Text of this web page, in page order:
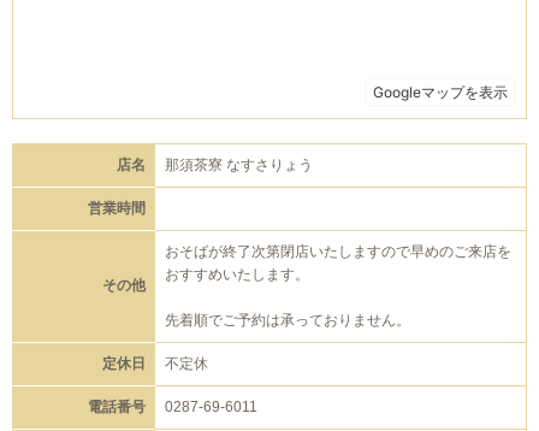
店名 那須茶寮 なすさりょう
営業時間
その他
おそばが終了次第閉店いたしますので早めのご来店を
おすすめいたします。
先着順でご予約は承っておりません。
定休日 不定休
電話番号 0287-69-6011